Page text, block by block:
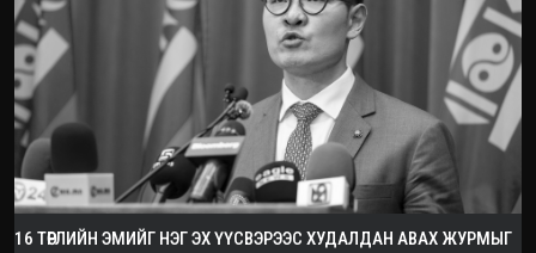
16 ТӨРЛИЙН ЭМИЙГ НЭГ ЭХ ҮҮСВЭРЭЭС ХУДАЛДАН АВАХ ЖУРМЫГ